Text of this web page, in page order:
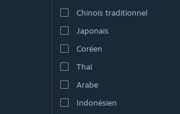
Chinois traditionnel
Japonais
Coréen
Thaï
Arabe
Indonésien